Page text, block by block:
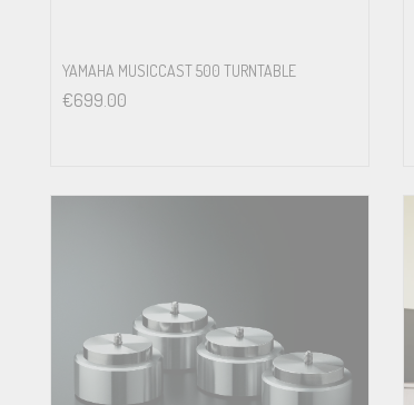
YAMAHA MUSICCAST 500 TURNTABLE
€699.00